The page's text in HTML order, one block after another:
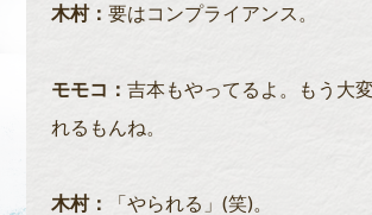
木村： 要はコンプライアンス。
モモコ： 吉本もやってるよ。もう大
れるもんね。
木村： 「やられる」(笑)。